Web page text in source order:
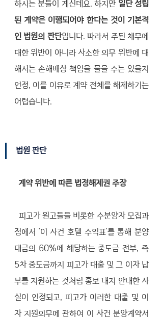
하시는 분들이 계신데요. 하지만 일단 성립
된 계약은 이행되어야 한다는 것이 기본적
인 법원의 판단입니다. 따라서 주된 채무에
대한 위반이 아니라 사소한 의무 위반에 대
해서는 손해배상 책임을 물을 수는 있을지
언정, 이를 이유로 계약 전체를 해제하기는
어렵습니다.
법원 판단
계약 위반에 따른 법정해제권 주장
정에서 '이 사건 호텔 수익표'를 통해 분양
대금의 60%에 해당하는 중도금 전부, 즉
5차 중도금까지 피고가 대출 및 그 이자 납
부를 지원하는 것처럼 홍보 내지 안내한 사
실이 인정되고, 피고가 이러한 대출 및 이
자 지원의무에 관하여 이 사건 분양계약서